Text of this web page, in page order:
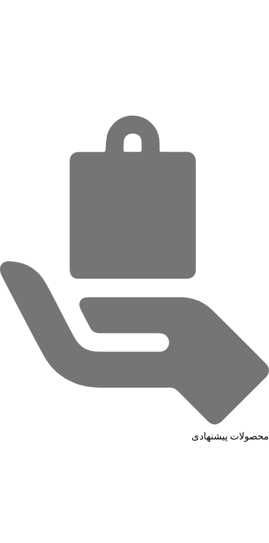
محصولات پیشنهادی